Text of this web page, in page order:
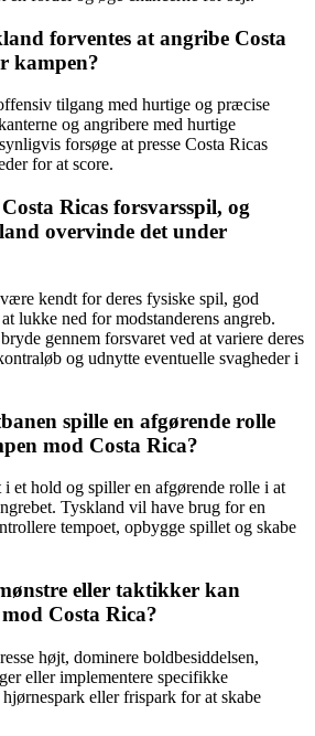
forventes at angribe Costa
kampen?
tilgang med hurtige og præcise
og angribere med hurtige
forsøge at presse Costa Ricas
for at score.
Ricas forsvarsspil, og
overvinde det under
kendt for deres fysiske spil, god
lukke ned for modstanderens angreb.
gennem forsvaret ved at variere deres
og udnytte eventuelle svagheder i
spille en afgørende rolle
mod Costa Rica?
et hold og spiller en afgørende rolle i at
Tyskland vil have brug for en
tempoet, opbygge spillet og skabe
eller taktikker kan
Costa Rica?
højt, dominere boldbesiddelsen,
eller implementere specifikke
eller frispark for at skabe